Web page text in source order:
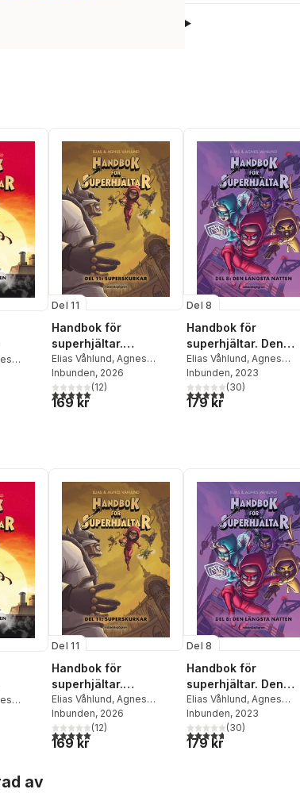
antal röster:
Del 11
Handbok för
superhjältar.
Superskurkar
Elias Våhlund, Agnes
Våhlund
Inbunden, 2026
5,0utav 5 stjärnor. Totalt antal röster:
(12)
169 kr
Del 8
Handbok för
superhjältar. Den
längsta natten
Elias Våhlund, Agnes
Våhlund
Inbunden, 2023
4,7utav 5 stjärnor.
(30)
179 kr
antal röster:
Del 11
Handbok för
superhjältar.
Superskurkar
Elias Våhlund, Agnes
Våhlund
Inbunden, 2026
5,0utav 5 stjärnor. Totalt antal röster:
(12)
169 kr
Del 8
Handbok för
superhjältar. Den
längsta natten
Elias Våhlund, Agnes
Våhlund
Inbunden, 2023
4,7utav 5 stjärnor.
(30)
179 kr
av